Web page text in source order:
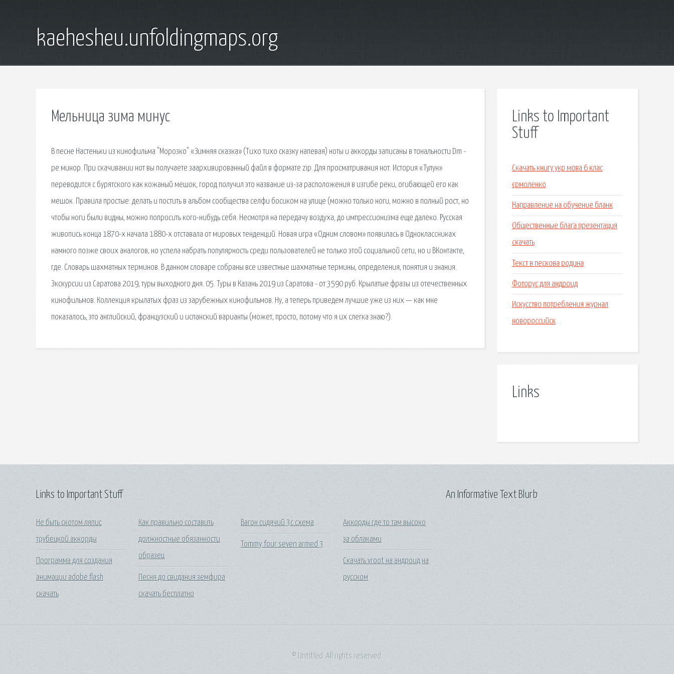
kaehesheu.unfoldingmaps.org
Мельница зима минус
В песне Настеньки из кинофильма "Морозко" «Зимняя сказка» (Тихо тихо сказку напевая) ноты и аккорды записаны в тональности Dm -
ре минор. При скачивании нот вы получаете заархивированный файл в формате zip. Для просматривания нот. История «Тулун»
переводится с бурятского как кожаный мешок, город получил это название из-за расположения в изгибе реки, огибающей его как
мешок. Правила простые: делать и постить в альбом сообщества селфи босиком на улице (можно только ноги, можно в полный рост, но
чтобы ноги были видны, можно попросить кого-нибудь себя. Несмотря на передачу воздуха, до импрессионизма еще далеко. Русская
живопись конца 1870-х начала 1880-х отставала от мировых тенденций. Новая игра «Одним словом» появилась в Одноклассниках
намного позже своих аналогов, но успела набрать популярность среди пользователей не только этой социальной сети, но и ВКонтакте,
где. Словарь шахматных терминов. В данном словаре собраны все известные шахматные термины, определения, понятия и знания.
Экскурсии из Саратова 2019, туры выходного дня. 05. Туры в Казань 2019 из Саратова - от 3590 руб. Крылатые фразы из отечественных
кинофильмов. Коллекция крылатых фраз из зарубежных кинофильмов. Ну, а теперь приведем лучшие уже из них — как мне
показалось, это английский, французский и испанский варианты (может, просто, потому что я их слегка знаю?).
Links to Important
Stuff
Скачать книгу укр мова 6 клас
єрмоленко
Направление на обучение бланк
Общественные блага презентация
скачать
Текст в пескова родина
Фоторус для андроид
Искусство потребления журнал
новороссийск
Links
Links to Important Stuff
Не быть скотом ляпис
трубецкой аккорды
Программа для создания
анимации adobe flash
скачать
Как правильно составить
должностные обязанности
образец
Песня до свидания земфира
скачать бесплатно
Вагон сидячий 3с схема
Tommy four seven armed 3
Аккорды где то там высоко
за облаками
Скачать vroot на андроид на
русском
An Informative Text Blurb
© Untitled. All rights reserved.